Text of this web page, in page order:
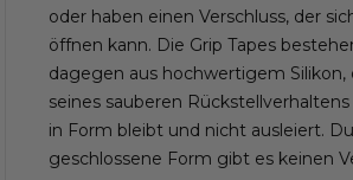
oder haben einen Verschluss, der
öffnen kann. Die Grip Tapes
dagegen aus hochwertigem Silikon,
seines sauberen
in Form bleibt und nicht ausleiert.
geschlossene Form gibt es keinen